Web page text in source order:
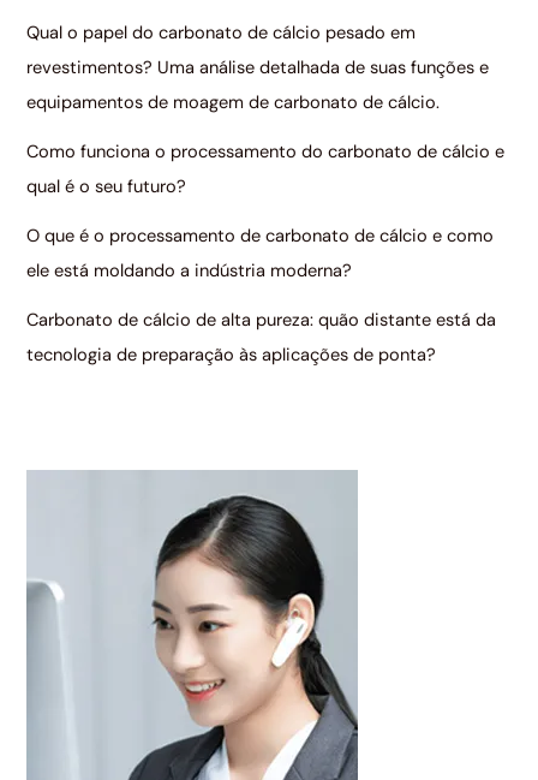
Qual o papel do carbonato de cálcio pesado em
revestimentos? Uma análise detalhada de suas funções e
equipamentos de moagem de carbonato de cálcio.
Como funciona o processamento do carbonato de cálcio e
qual é o seu futuro?
O que é o processamento de carbonato de cálcio e como
ele está moldando a indústria moderna?
Carbonato de cálcio de alta pureza: quão distante está da
tecnologia de preparação às aplicações de ponta?